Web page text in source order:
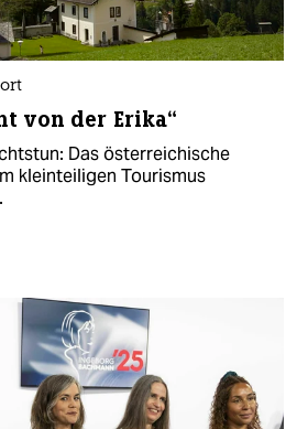
von der Erika“
Das österreichische
kleinteiligen Tourismus